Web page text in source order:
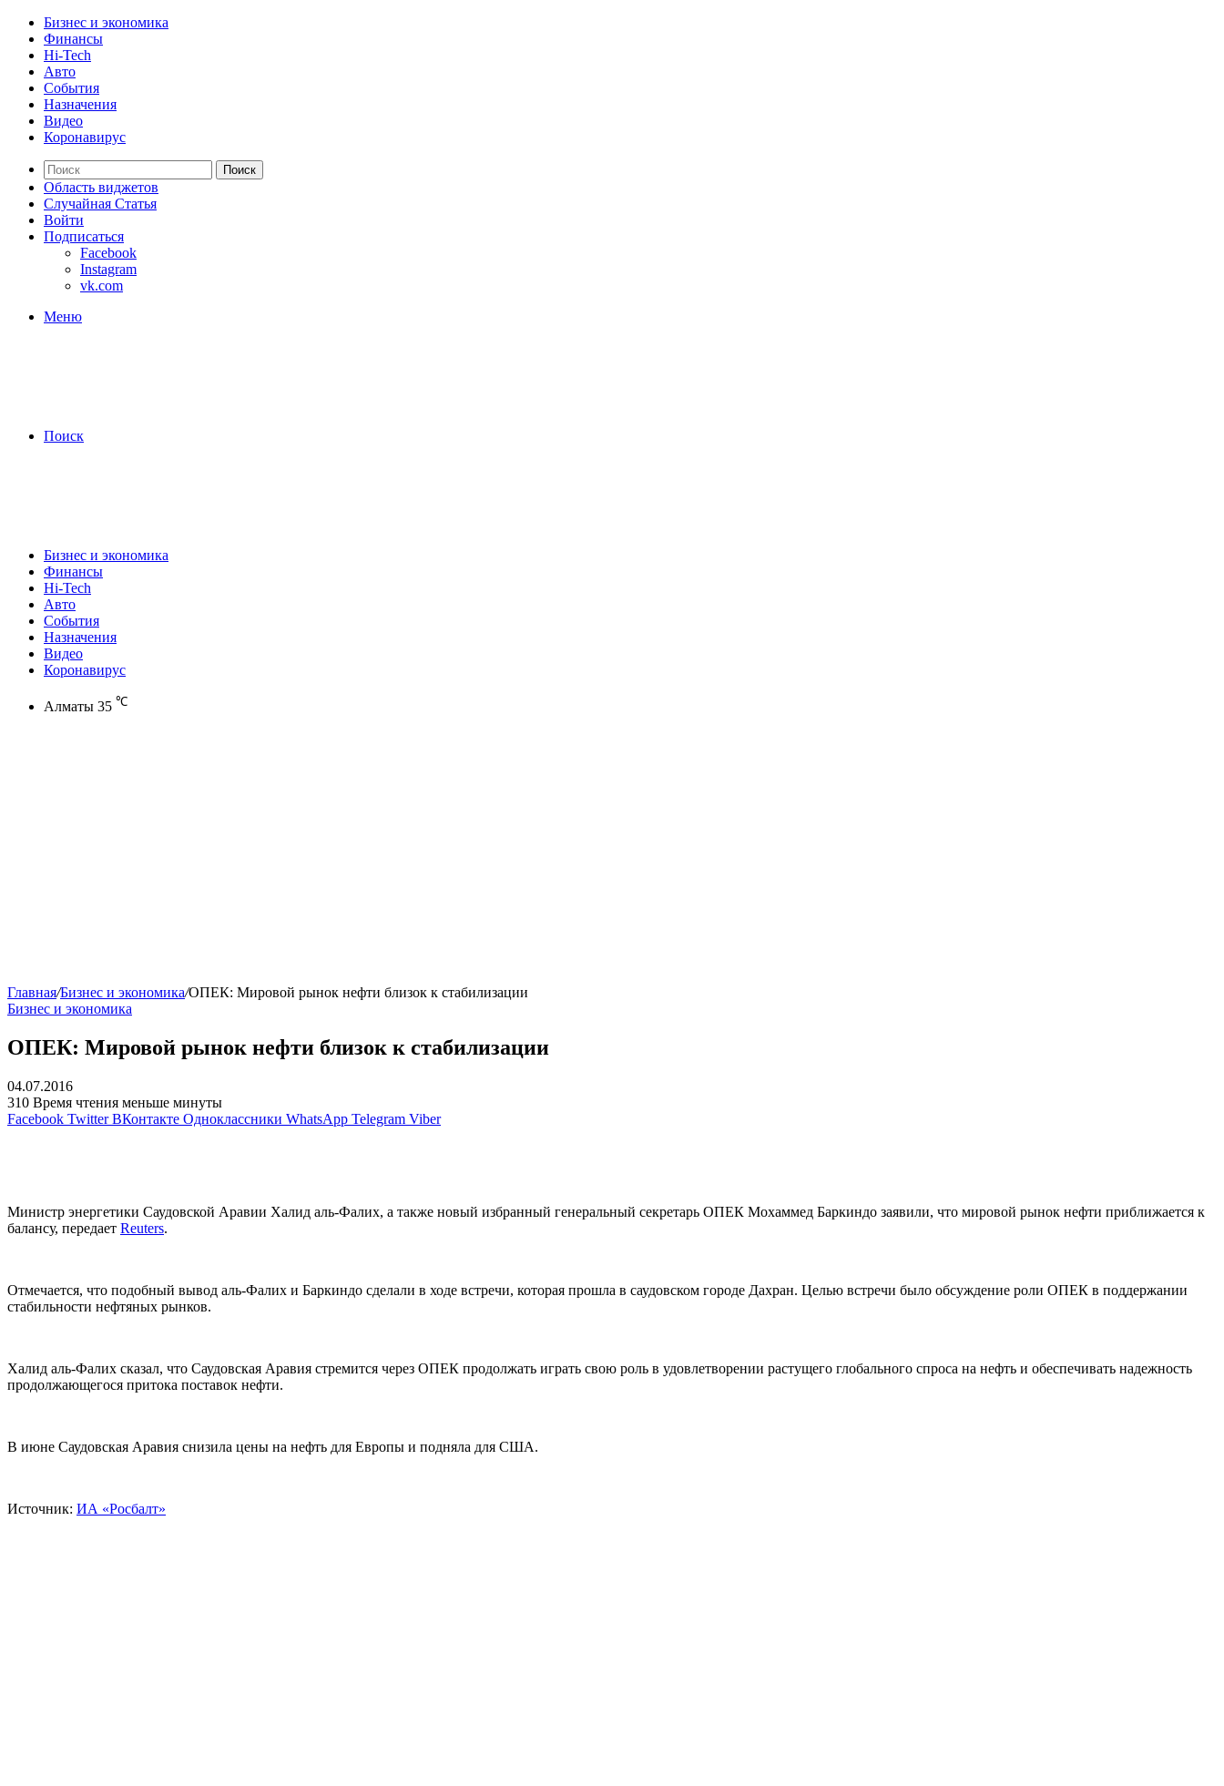
Бизнес и экономика
Финансы
Hi-Tech
Авто
События
Назначения
Видео
Коронавирус
Поиск
Область виджетов
Случайная Статья
Войти
Подписаться
Facebook
Instagram
vk.com
Меню
Поиск
Бизнес и экономика
Финансы
Hi-Tech
Авто
События
Назначения
Видео
Коронавирус
Алматы 35 ℃
Главная/Бизнес и экономика/ОПЕК: Мировой рынок нефти близок к стабилизации
Бизнес и экономика
ОПЕК: Мировой рынок нефти близок к стабилизации
04.07.2016
310 Время чтения меньше минуты
Facebook Twitter ВКонтакте Одноклассники WhatsApp Telegram Viber
Министр энергетики Саудовской Аравии Халид аль-Фалих, а также новый избранный генеральный секретарь ОПЕК Мохаммед Баркиндо заявили, что мировой рынок нефти приближается к
балансу, передает Reuters.
Отмечается, что подобный вывод аль-Фалих и Баркиндо сделали в ходе встречи, которая прошла в саудовском городе Дахран. Целью встречи было обсуждение роли ОПЕК в поддержании
стабильности нефтяных рынков.
Халид аль-Фалих сказал, что Саудовская Аравия стремится через ОПЕК продолжать играть свою роль в удовлетворении растущего глобального спроса на нефть и обеспечивать надежность
продолжающегося притока поставок нефти.
В июне Саудовская Аравия снизила цены на нефть для Европы и подняла для США.
Источник: ИА «Росбалт»